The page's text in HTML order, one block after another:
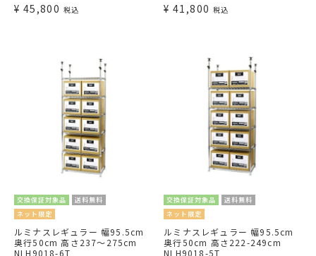
¥ 45,800 税込 ¥ 41,800 税込
交換保証対象品
送料無料
ネット限定
ルミナスレギュラー 幅95.5cm
奥行50cm 高さ237～275cm
NLH9018-6T
交換保証対象品
送料無料
ネット限定
ルミナスレギュラー 幅95.5cm
奥行50cm 高さ222-249cm
NLH9018-5T